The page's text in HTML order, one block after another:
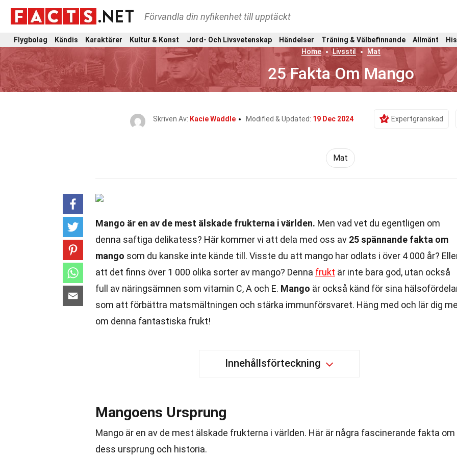
Förvandla din nyfikenhet till upptäckt
Flygbolag Kändis Karaktärer Kultur & Konst Jord- Och Livsvetenskap Händelser Träning & Välbefinnande Allmänt
Home
Livsstil Mat
25 Fakta Om Mango
Skriven Av: Kacie Waddle Modified & Updated: 19 Dec 2024 Expertgranskad
Mat
Mango är en av de mest älskade frukterna i världen. Men vad vet du egentligen om
denna saftiga delikatess? Här kommer vi att dela med oss av 25 spännande fakta om
mango som du kanske inte kände till. Visste du att mango har odlats i över 4 000 år?
att det finns över 1 000 olika sorter av mango? Denna frukt är inte bara god, utan också
full av näringsämnen som vitamin C, A och E. Mango är också känd för sina
som att förbättra matsmältningen och stärka immunförsvaret. Häng med och lär dig
om denna fantastiska frukt!
Innehållsförteckning
Mangoens Ursprung
Mango är en av de mest älskade frukterna i världen. Här är några fascinerande fakta om
dess ursprung och historia.